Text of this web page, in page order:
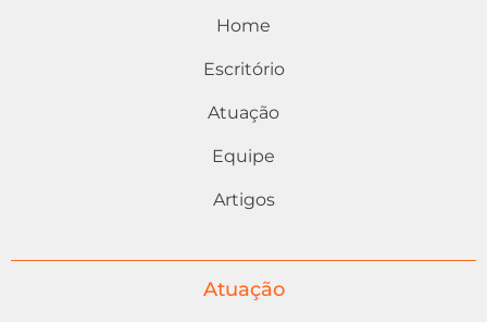
Home
Escritório
Atuação
Equipe
Artigos
Atuação